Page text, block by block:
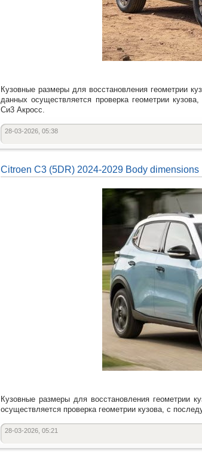
Кузовные размеры для восстановления геометрии
данных осуществляется проверка геометрии
Си3 Акросс.
28-03-2026, 05:38
Citroen C3 (5DR) 2024-2029 Body dimensions
Кузовные размеры для восстановления геометрии
осуществляется проверка геометрии кузова, с
28-03-2026, 05:21